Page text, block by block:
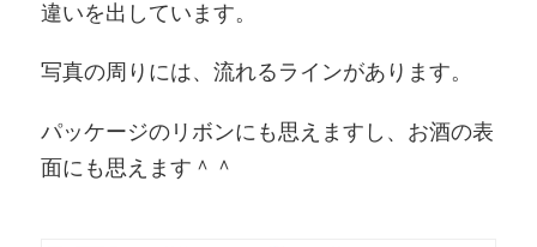
違いを出しています。
写真の周りには、流れるラインがあります。
パッケージのリボンにも思えますし、お酒の表
面にも思えます＾＾